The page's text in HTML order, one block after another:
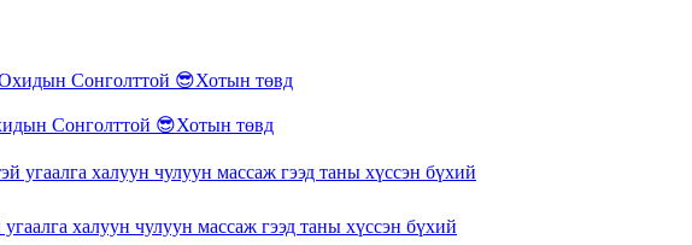
Сонголттой 😎Хотын төвд
халуун чулуун массаж гээд таны хүссэн бүхий